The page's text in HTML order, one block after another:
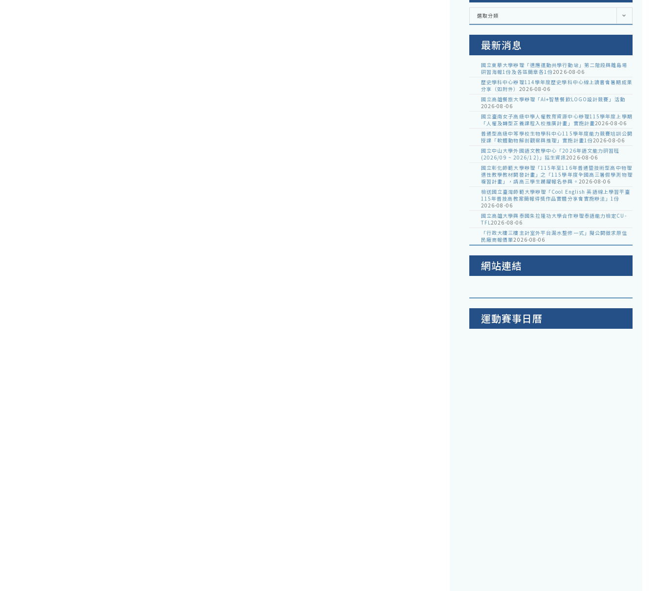
各
室
選取分類
最新消息
國立東華大學辦理「適應運動共學行動站」第二階段與離島場
研習海報1份及各區簡章各1份2026-08-06
歷史學科中心辦理114學年度歷史學科中心線上讀書會暑期成果
分享（如附件） 2026-08-06
國立高雄餐旅大學辦理「AI+智慧餐飲LOGO設計競賽」活動
2026-08-06
國立臺南女子高級中學人權教育資源中心辦理115學年度上學期
「人權及轉型正義課程入校推廣計畫」實施計畫2026-08-06
普通型高級中等學校生物學科中心115學年度能力競賽培訓公開
授課「軟體動物解剖觀察與推理」實施計畫1份2026-08-06
國立中山大學外國語文教學中心「2026年語文能力研習班
(2026/09 ~ 2026/12)」招生資訊2026-08-06
國立彰化師範大學辦理「115年至116年普通暨技術型高中物理
適性教學教材開發計畫」之「115學年度全國高三暑假學測物理
複習計畫」，請高三學生踴躍報名參與。 2026-08-06
檢送國立臺灣師範大學辦理「Cool English 英語線上學習平臺
115年普技高教案簡報得獎作品實體分享會實施辦法」1份
2026-08-06
國立高雄大學與泰國朱拉隆功大學合作辦理泰語能力檢定CU-
TFL2026-08-06
「行政大樓三樓主計室外平台漏水整修一式」擬公開徵求原住
民廠商報價單2026-08-06
網站連結
運動賽事日曆